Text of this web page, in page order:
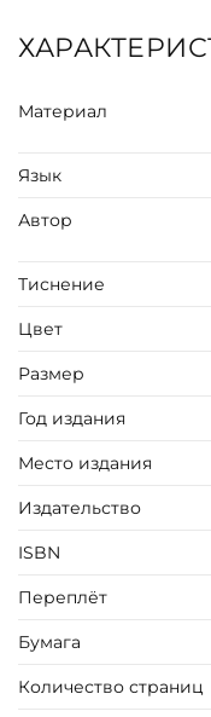
Книга представлена
Цельнокожаный
напечатан на
белыми
художественным
Книга
упаковке.
Цветовое сочетание
Материал
Язык
Автор
Тиснение
Цвет
Размер
Год издания
Место издания
Издательство
ISBN
Переплёт
Бумага
Количество страниц